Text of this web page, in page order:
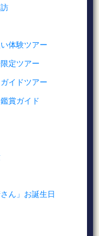
体験ツアー
定ツアー
イドツアー
賞ガイド
ん」お誕生日